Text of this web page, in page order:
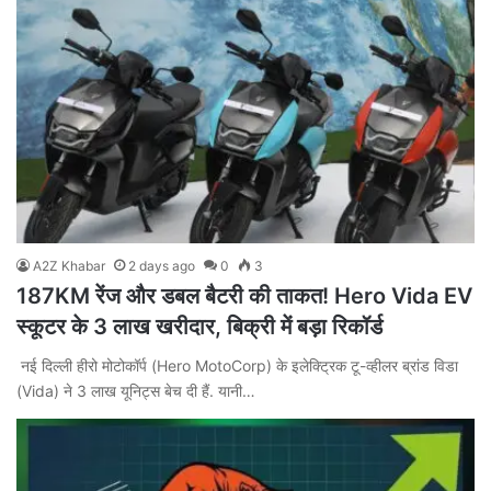
A2Z Khabar 2 days ago 0 3
187KM रेंज और डबल बैटरी की ताकत! Hero Vida EV
स्कूटर के 3 लाख खरीदार, बिक्री में बड़ा रिकॉर्ड
नई दिल्ली हीरो मोटोकॉर्प (Hero MotoCorp) के इलेक्ट्रिक टू-व्हीलर ब्रांड विडा
(Vida) ने 3 लाख यूनिट्स बेच दी हैं. यानी…